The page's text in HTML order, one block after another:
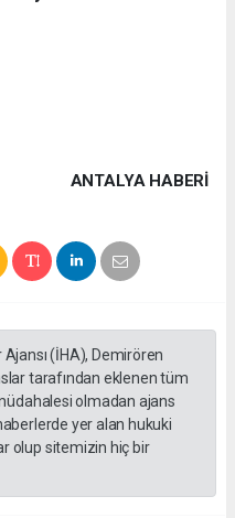
ANTALYA HABERİ
(İHA), Demirören
tarafından eklenen tüm
olmadan ajans
yer alan hukuki
olup sitemizin hiç bir